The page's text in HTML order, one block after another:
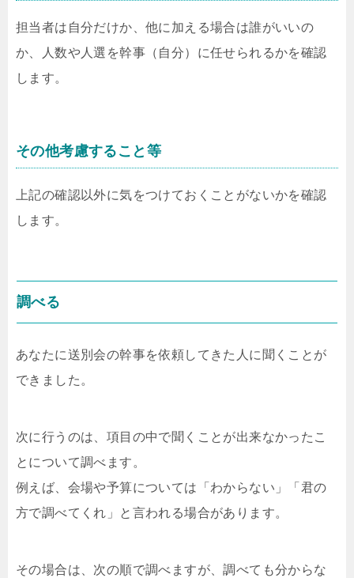
担当者は自分だけか、他に加える場合は誰がいいの
か、人数や人選を幹事（自分）に任せられるかを確認
します。
その他考慮すること等
上記の確認以外に気をつけておくことがないかを確認
します。
調べる
あなたに送別会の幹事を依頼してきた人に聞くことが
できました。
次に行うのは、項目の中で聞くことが出来なかったこ
とについて調べます。
例えば、会場や予算については「わからない」「君の
方で調べてくれ」と言われる場合があります。
その場合は、次の順で調べますが、調べても分からな